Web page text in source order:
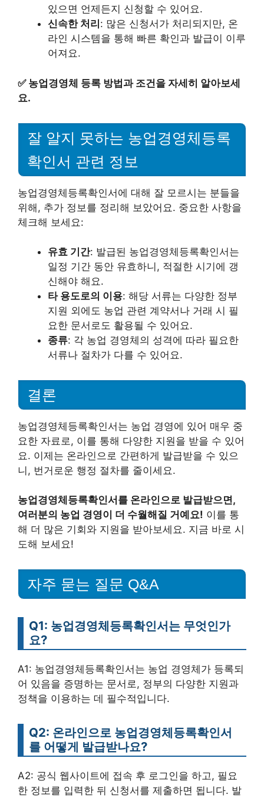
있으면 언제든지 신청할 수 있어요.
신속한 처리 : 많은 신청서가 처리되지만, 온
라인 시스템을 통해 빠른 확인과 발급이 이루
어져요.
✅ 농업경영체 등록 방법과 조건을 자세히 알아보세
요.
잘 알지 못하는 농업경영체등록
확인서 관련 정보
농업경영체등록확인서에 대해 잘 모르시는 분들을
위해, 추가 정보를 정리해 보았어요. 중요한 사항을
체크해 보세요:
유효 기간: 발급된 농업경영체등록확인서는
일정 기간 동안 유효하니, 적절한 시기에 갱
신해야 해요.
타 용도로의 이용: 해당 서류는 다양한 정부
지원 외에도 농업 관련 계약서나 거래 시 필
요한 문서로도 활용될 수 있어요.
종류: 각 농업 경영체의 성격에 따라 필요한
서류나 절차가 다를 수 있어요.
결론
농업경영체등록확인서는 농업 경영에 있어 매우 중
요한 자료로, 이를 통해 다양한 지원을 받을 수 있어
요. 이제는 온라인으로 간편하게 발급받을 수 있으
니, 번거로운 행정 절차를 줄이세요.
농업경영체등록확인서를 온라인으로 발급받으면,
여러분의 농업 경영이 더 수월해질 거예요! 이를 통
해 더 많은 기회와 지원을 받아보세요. 지금 바로 시
도해 보세요!
자주 묻는 질문 Q&A
Q1: 농업경영체등록확인서는 무엇인가
요?
A1: 농업경영체등록확인서는 농업 경영체가 등록되
어 있음을 증명하는 문서로, 정부의 다양한 지원과
정책을 이용하는 데 필수적입니다.
Q2: 온라인으로 농업경영체등록확인서
를 어떻게 발급받나요?
A2: 공식 웹사이트에 접속 후 로그인을 하고, 필요
한 정보를 입력한 뒤 신청서를 제출하면 됩니다. 발